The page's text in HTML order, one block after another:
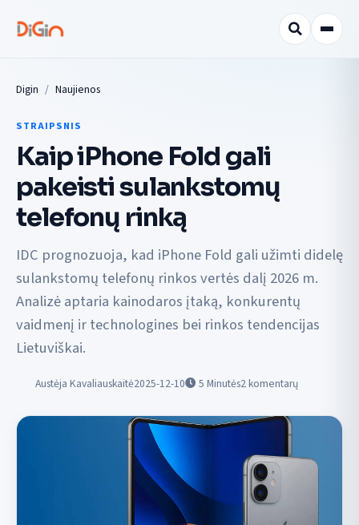
Digin Naujienos
STRAIPSNIS
Kaip iPhone Fold gali
pakeisti sulankstomų
telefonų rinką
IDC prognozuoja, kad iPhone Fold gali užimti didelę
sulankstomų telefonų rinkos vertės dalį 2026 m.
Analizė aptaria kainodaros įtaką, konkurentų
vaidmenį ir technologines bei rinkos tendencijas
Lietuviškai.
Austėja Kavaliauskaitė2025-12-10 5 Minutės2 komentarų